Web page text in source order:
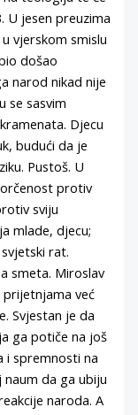
U jesen preuzima
vjerskom smislu
došao
narod nikad nije
se sasvim
Djecu
budući da je
Pustoš. U
protiv
sviju
mlade, djecu;
rat.
smeta. Miroslav
već
Svjestan je da
ga potiče na još
i spremnosti na
da ga ubiju
naroda. A